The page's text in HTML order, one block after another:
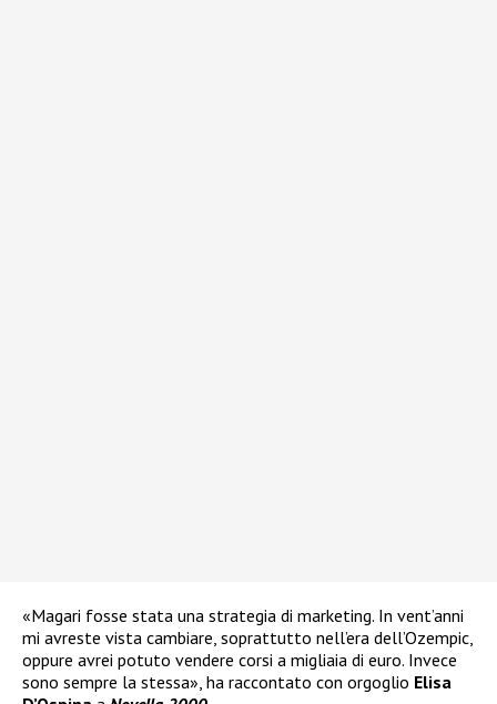
«Magari fosse stata una strategia di marketing. In vent’anni
mi avreste vista cambiare, soprattutto nell’era dell’Ozempic,
oppure avrei potuto vendere corsi a migliaia di euro. Invece
sono sempre la stessa», ha raccontato con orgoglio Elisa